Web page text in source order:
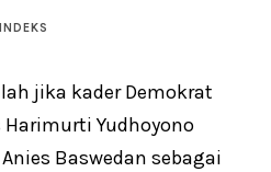
INDEKS
jika kader Demokrat
Yudhoyono
Baswedan sebagai